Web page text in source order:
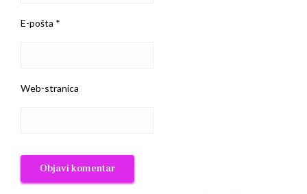
E-pošta *
Web-stranica